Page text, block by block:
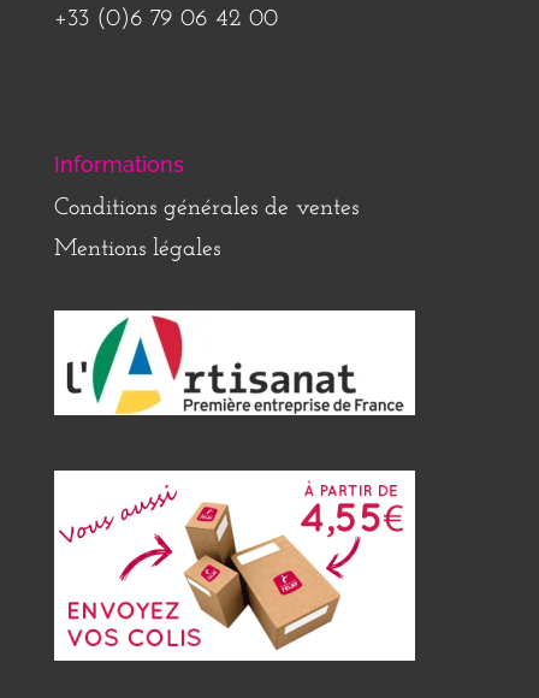
+33 (0)6 79 06 42 00
Informations
Conditions générales de ventes
Mentions légales